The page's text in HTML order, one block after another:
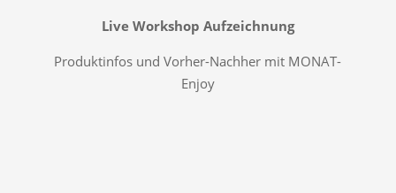
Live Workshop Aufzeichnung
Produktinfos und Vorher-Nachher mit MONAT-
Enjoy